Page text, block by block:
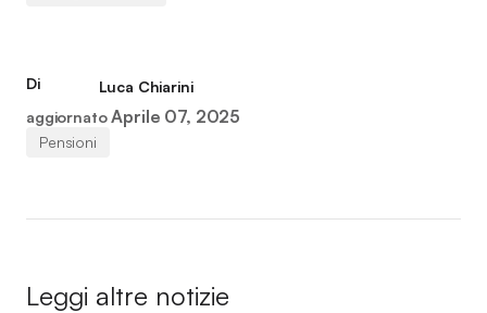
Di
Luca Chiarini
aggiornato Aprile 07, 2025
Pensioni
Leggi altre notizie